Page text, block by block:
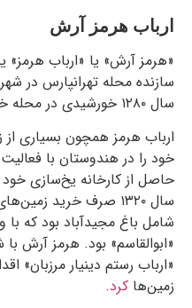
ارباب هرمز آرش
«هرمز آرش» یا «ارباب هرمز»
سازنده محله تهرانپارس در
سال ۱۲۸۰خورشیدی در محله
ارباب هرمز همچون بسیاری از
خود را در هندوستان با
حاصل از کارخانه یخ‌سازی‌ خود
سال ۱۳۲۰صرف خرید زمین‌های
شامل باغ مجیدآباد بود که
«ابوالقاسم» بود. هرمز آرش
«ارباب رستم دینیار مرزبان»
زمین‌ها کرد.